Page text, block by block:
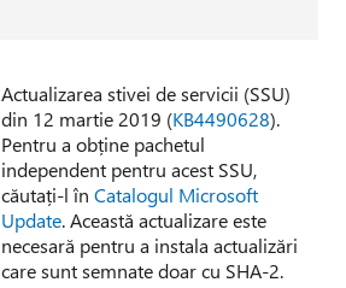
Actualizarea stivei de servicii (SSU)
din 12 martie 2019 (KB4490628).
Pentru a obține pachetul
independent pentru acest SSU,
căutați-l înCatalogul Microsoft
Update. Această actualizare este
necesară pentru a instala actualizări
care sunt semnate doar cu SHA-2.